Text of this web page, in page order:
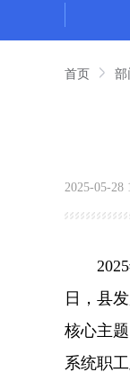
首页 部
2025-05-28
2025
日，县
核心主
系统职